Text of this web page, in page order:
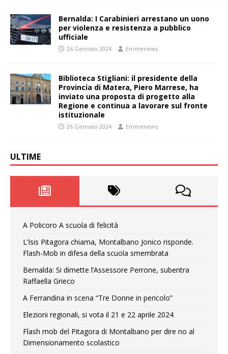
Bernalda: I Carabinieri arrestano un uono
per violenza e resistenza a pubblico
ufficiale
26 Gennaio 2024 Emmenews
Biblioteca Stigliani: il presidente della
Provincia di Matera, Piero Marrese, ha
inviato una proposta di progetto alla
Regione e continua a lavorare sul fronte
istituzionale
26 Gennaio 2024 Emmenews
ULTIME
A Policoro A scuola di felicità
L’Isis Pitagora chiama, Montalbano Jonico risponde.
Flash-Mob in difesa della scuola smembrata
Bernalda: Si dimette l’Assessore Perrone, subentra
Raffaella Grieco
A Ferrandina in scena “Tre Donne in pericolo”
Elezioni regionali, si vota il 21 e 22 aprile 2024
Flash mob del Pitagora di Montalbano per dire no al
Dimensionamento scolastico